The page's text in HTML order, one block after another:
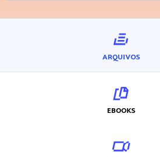
ARQUIVOS
EBOOKS